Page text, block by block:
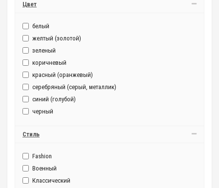
Цвет
белый
желтый (золотой)
зеленый
коричневый
красный (оранжевый)
серебряный (серый, металлик)
синий (голубой)
черный
Стиль
Fashion
Военный
Классический